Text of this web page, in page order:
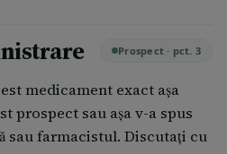
Prospect · pct. 3
medicament exact aşa
prospect sau aşa v-a spus
sau farmacistul. Discutaţi cu